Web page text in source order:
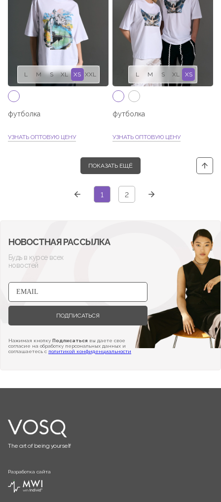
L M S XL XS XXL
футболка
УЗНАТЬ ОПТОВУЮ ЦЕНУ
L M S XL XS
футболка
УЗНАТЬ ОПТОВУЮ ЦЕНУ
ПОКАЗАТЬ ЕЩЁ
1 2
НОВОСТНАЯ РАССЫЛКА
Будь в курсе всех
новостей
ПОДПИСАТЬСЯ
Нажимая кнопку Подписаться вы даете свое
согласие на обработку персональных данных и
соглашаетесь с политикой конфиденциальности
The art of being yourself
Разработка сайта